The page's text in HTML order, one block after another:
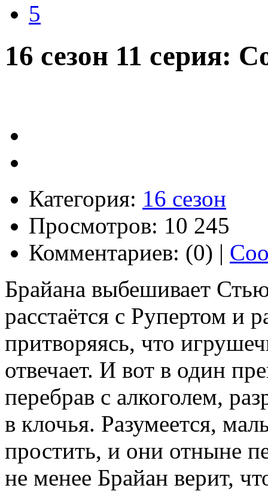
5
16 сезон 11 серия:
Категория: 16 сезон
Просмотров: 10 245
Комментариев: (0) |
Брайана выбешивает
расстаётся с Рупертом и
притворяясь, что
отвечает. И вот в один
перебрав с алкоголем,
в клочья. Разумеется,
простить, и они отныне
не менее Брайан верит,